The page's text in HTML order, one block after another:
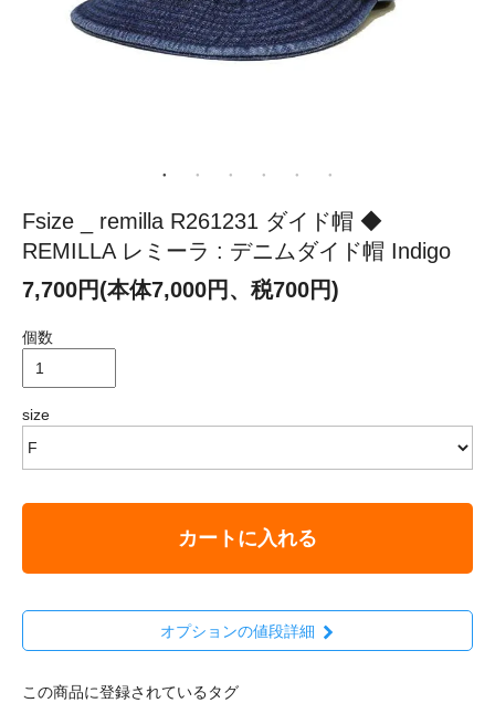
Fsize _ remilla R261231 ダイド帽 ◆
REMILLA レミーラ : デニムダイド帽 Indigo
7,700円(本体7,000円、税700円)
個数
size
カートに入れる
オプションの値段詳細
この商品に登録されているタグ